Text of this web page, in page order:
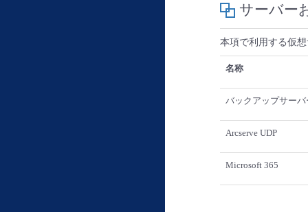
サーバー
本項で利用する仮
名称
バックアップサーバ
Arcserve UDP
Microsoft 365